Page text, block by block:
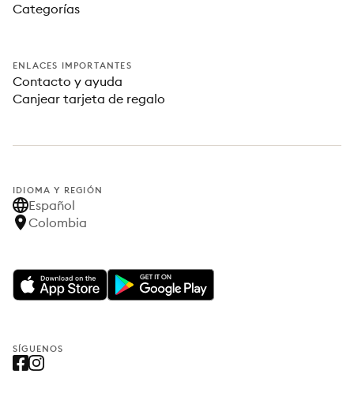
Categorías
ENLACES IMPORTANTES
Contacto y ayuda
Canjear tarjeta de regalo
IDIOMA Y REGIÓN
Español
Colombia
SÍGUENOS